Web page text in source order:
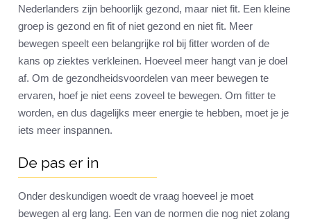
Nederlanders zijn behoorlijk gezond, maar niet fit. Een kleine
groep is gezond en fit of niet gezond en niet fit. Meer
bewegen speelt een belangrijke rol bij fitter worden of de
kans op ziektes verkleinen. Hoeveel meer hangt van je doel
af. Om de gezondheidsvoordelen van meer bewegen te
ervaren, hoef je niet eens zoveel te bewegen. Om fitter te
worden, en dus dagelijks meer energie te hebben, moet je je
iets meer inspannen.
De pas er in
Onder deskundigen woedt de vraag hoeveel je moet
bewegen al erg lang. Een van de normen die nog niet zolang